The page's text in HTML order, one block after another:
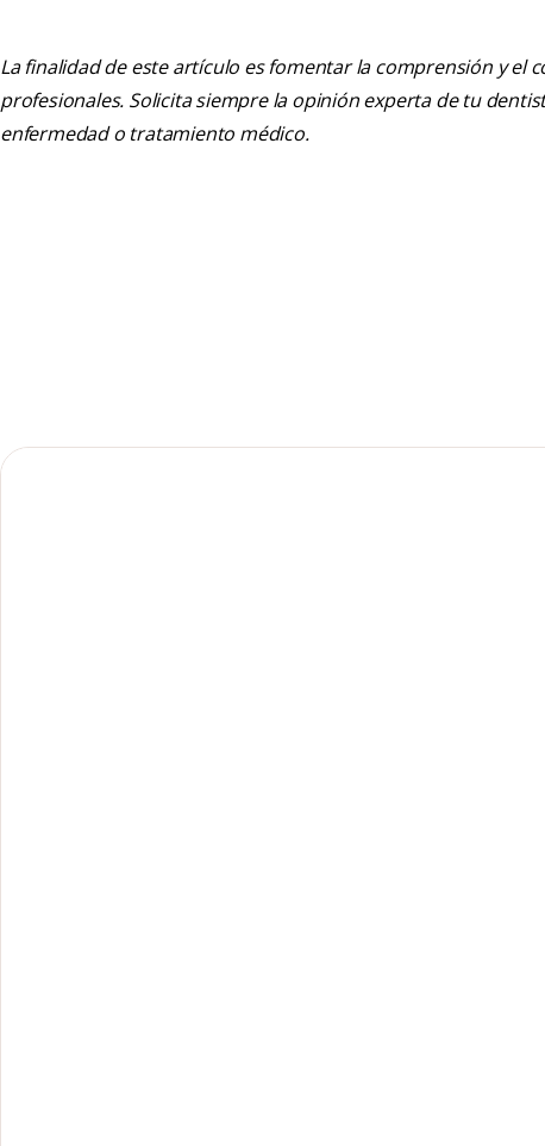
La finalidad de este artículo es fomentar la comprensión y
profesionales. Solicita siempre la opinión experta de tu
enfermedad o tratamiento médico.